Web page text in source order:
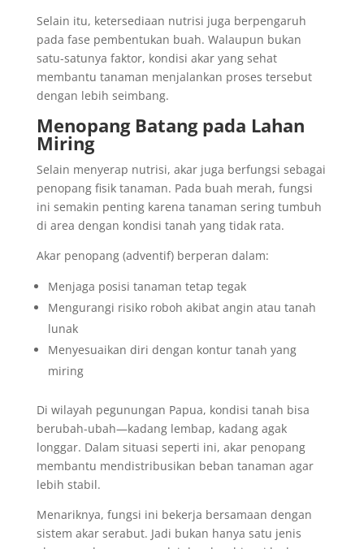
Selain itu, ketersediaan nutrisi juga berpengaruh
pada fase pembentukan buah. Walaupun bukan
satu-satunya faktor, kondisi akar yang sehat
membantu tanaman menjalankan proses tersebut
dengan lebih seimbang.
Menopang Batang pada Lahan
Miring
Selain menyerap nutrisi, akar juga berfungsi sebagai
penopang fisik tanaman. Pada buah merah, fungsi
ini semakin penting karena tanaman sering tumbuh
di area dengan kondisi tanah yang tidak rata.
Akar penopang (adventif) berperan dalam:
Menjaga posisi tanaman tetap tegak
Mengurangi risiko roboh akibat angin atau tanah
lunak
Menyesuaikan diri dengan kontur tanah yang
miring
Di wilayah pegunungan Papua, kondisi tanah bisa
berubah-ubah—kadang lembap, kadang agak
longgar. Dalam situasi seperti ini, akar penopang
membantu mendistribusikan beban tanaman agar
lebih stabil.
Menariknya, fungsi ini bekerja bersamaan dengan
sistem akar serabut. Jadi bukan hanya satu jenis